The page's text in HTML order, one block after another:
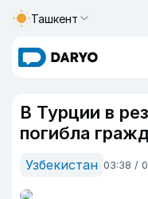
Ташкент
В Турции в
погибла
Узбекистан 03:38 /